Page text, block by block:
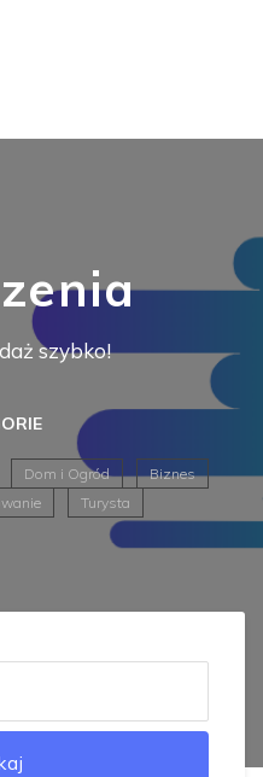
szybko!
Dom i Ogród
Biznes
Turysta